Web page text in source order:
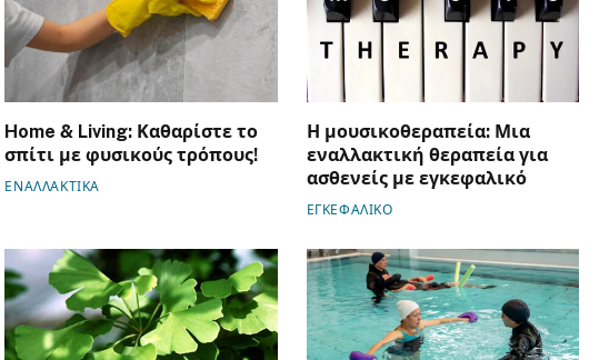
Home & Living: Καθαρίστε το
σπίτι με φυσικούς τρόπους!
ΕΝΑΛΛΑΚΤΙΚΑ
Η μουσικοθεραπεία: Μια
εναλλακτική θεραπεία για
ασθενείς με εγκεφαλικό
ΕΓΚΕΦΑΛΙΚΟ